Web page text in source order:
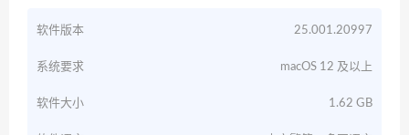
软件版本 25.001.20997
系统要求 macOS 12 及以上
软件大小 1.62 GB